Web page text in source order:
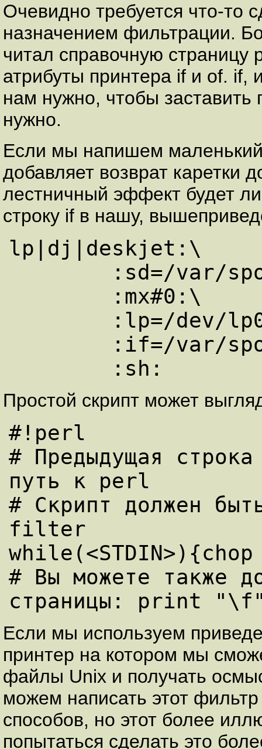
Очевидно требуется что-то
назначением фильтрации.
читал справочную
атрибуты принтера if и of. if,
нам нужно, чтобы заставить
нужно.
Если мы напишем маленький
добавляет возврат каретки
лестничный эффект будет
строку if в нашу,
lp|dj|deskjet:\
Простой скрипт может
#!perl
# Предыдущая
путь к perl
# Скрипт должен
filter
# Вы можете также
Если мы используем
принтер на котором мы
файлы Unix и получать
можем написать этот
способов, но этот более
попытаться сделать это